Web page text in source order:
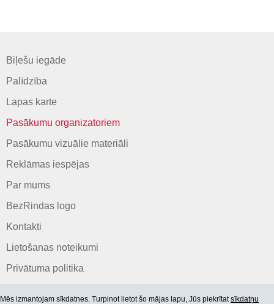
Biļešu iegāde
Palīdzība
Lapas karte
Pasākumu organizatoriem
Pasākumu vizuālie materiāli
Reklāmas iespējas
Par mums
BezRindas logo
Kontakti
Lietošanas noteikumi
Privātuma politika
Mēs izmantojam sīkdatnes. Turpinot lietot šo mājas lapu, Jūs piekrītatsīkdatņu